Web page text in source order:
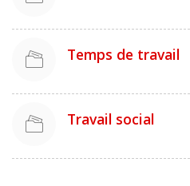
Temps de travail
Travail social